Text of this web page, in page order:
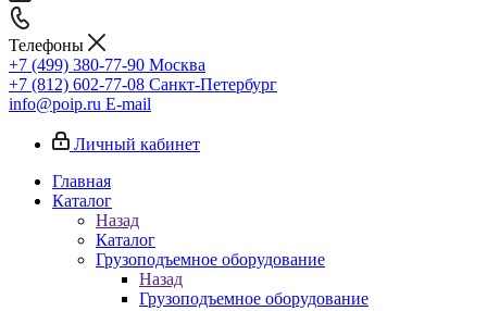
Телефоны
+7 (499) 380-77-90 Москва
+7 (812) 602-77-08 Санкт-Петербург
info@poip.ru E-mail
Личный кабинет
Главная
Каталог
Назад
Каталог
Грузоподъемное оборудование
Назад
Грузоподъемное оборудование